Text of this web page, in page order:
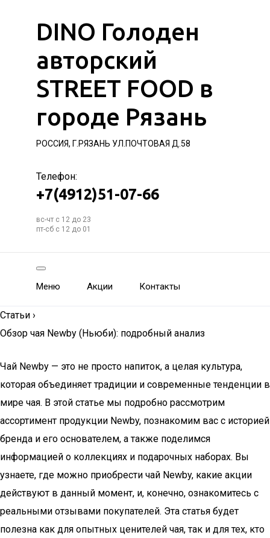
DINO Голоден
авторский
STREET FOOD в
городе Рязань
РОССИЯ, Г.РЯЗАНЬ УЛ.ПОЧТОВАЯ Д.58
Телефон:
+7(4912)51-07-66
вс-чт с 12 до 23
пт-сб с 12 до 01
Меню Акции Контакты
Статьи ›
Обзор чая Newby (Ньюби): подробный анализ
Чай Newby — это не просто напиток, а целая культура,
которая объединяет традиции и современные тенденции в
мире чая. В этой статье мы подробно рассмотрим
ассортимент продукции Newby, познакомим вас с историей
бренда и его основателем, а также поделимся
информацией о коллекциях и подарочных наборах. Вы
узнаете, где можно приобрести чай Newby, какие акции
действуют в данный момент, и, конечно, ознакомитесь с
реальными отзывами покупателей. Эта статья будет
полезна как для опытных ценителей чая, так и для тех, кто